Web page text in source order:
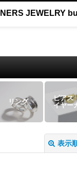
JEWELRY
リング
ピアス
イヤー
表示